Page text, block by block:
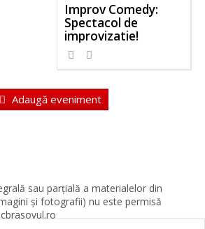
Improv Comedy:
Spectacol de
improvizatie!
Adaugă eveniment
sau parţială a materialelor din
şi fotografii) nu este permisă